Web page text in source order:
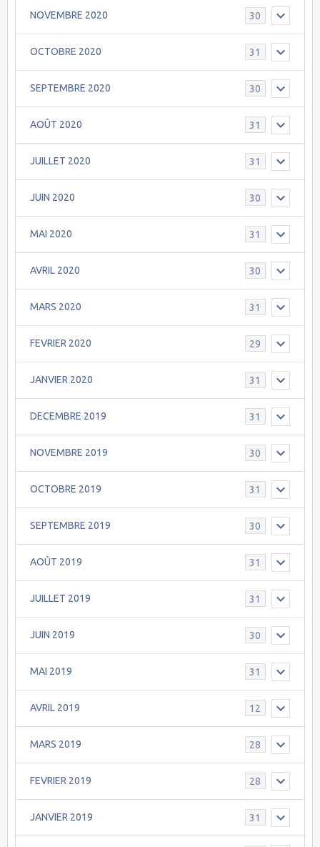
NOVEMBRE 2020 30
OCTOBRE 2020 31
SEPTEMBRE 2020 30
AOÛT 2020 31
JUILLET 2020 31
JUIN 2020 30
MAI 2020 31
AVRIL 2020 30
MARS 2020 31
FEVRIER 2020 29
JANVIER 2020 31
DECEMBRE 2019 31
NOVEMBRE 2019 30
OCTOBRE 2019 31
SEPTEMBRE 2019 30
AOÛT 2019 31
JUILLET 2019 31
JUIN 2019 30
MAI 2019 31
AVRIL 2019 12
MARS 2019 28
FEVRIER 2019 28
JANVIER 2019 31